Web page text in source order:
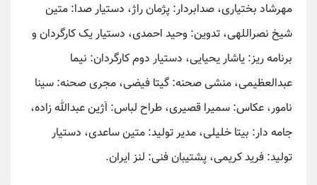
مهرشاد بختیاری، صدابردار: پژمان راژ، دستیار صدا: متین
شیخ نصراللهی، تدوین: وحید احمدی، دستیار یک کارگردان و
برنامه ریز: یاشار یحیایی، دستیار دوم کارگردان: نیما
عبدالعظیمی، منشی صحنه: گیتا فیضی، مجری صحنه: سینا
نامور، عکاس: سمیرا قصیری، ‎طراح لباس: اَژین عبدالله زاده،
جامه دار: بیتا خلیلی، مدیر تولید: متین ساعدی، دستیار
تولید: فرید کریمی، پشتیبان فنی: لنز ایران.